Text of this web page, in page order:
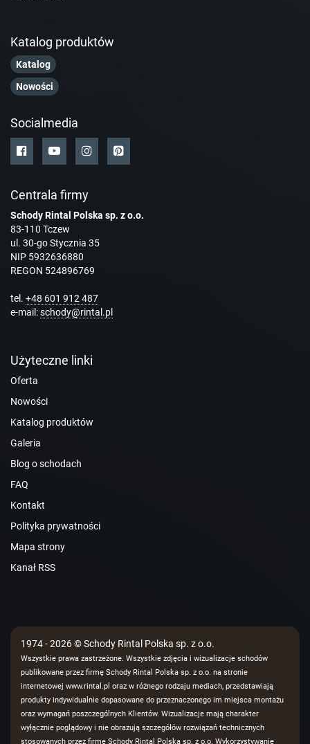
Katalog produktów
Katalog
Nowości
Socialmedia
Centrala firmy
Schody Rintal Polska sp. z o.o.
83-110 Tczew
ul. 30-go Stycznia 35
NIP 5932636880
REGON 524896769
tel. +48 601 912 487
e-mail:schody@rintal.pl
Użyteczne linki
Oferta
Nowości
Katalog produktów
Galeria
Blog o schodach
FAQ
Kontakt
Polityka prywatności
Mapa strony
Kanał RSS
1974 - 2026 © Schody Rintal Polska sp. z o.o.
Wszystkie prawa zastrzeżone. Wszystkie zdjęcia i wizualizacje schodów
publikowane przez firmę Schody Rintal Polska sp. z o.o. na stronie
internetowej www.rintal.pl oraz w różnego rodzaju mediach, przedstawiają
produkty indywidualnie dopasowane do przeznaczonego im miejsca montażu
oraz wymagań poszczególnych Klientów. Wizualizacje mają charakter
wyłącznie poglądowy i nie obrazują szczegółów rozwiązań technicznych
stosowanych przez firmę Schody Rintal Polska sp. z o.o. Wykorzystywanie